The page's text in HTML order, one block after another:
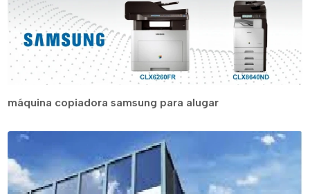
máquina copiadora samsung para alugar